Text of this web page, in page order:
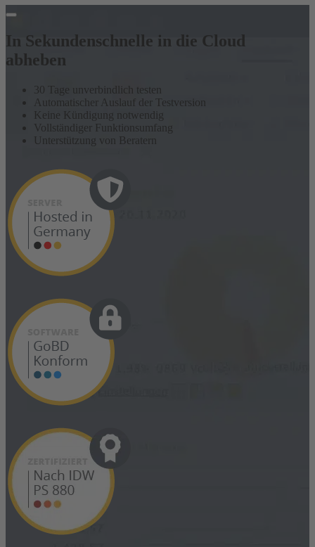
Mac
In Sekundenschnelle in die Cloud
abheben
30 Tage unverbindlich testen
Automatischer Auslauf der Testversion
Keine Kündigung notwendig
Vollständiger Funktionsumfang
Unterstützung von Beratern